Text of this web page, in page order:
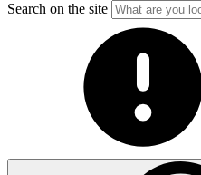
Search on the site